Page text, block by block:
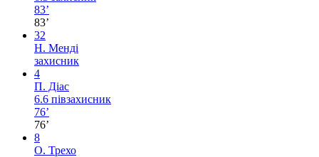
83’
83’
32
Н. Менді
захисник
4
П. Діас
6.6 півзахисник
76’
76’
8
О. Трехо